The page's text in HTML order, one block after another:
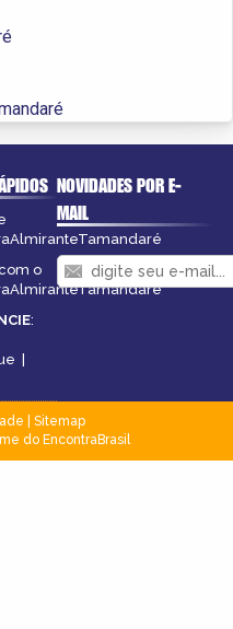
o
:
|
NOVIDADES POR E-
MAIL
Sitemap
do EncontraBrasil